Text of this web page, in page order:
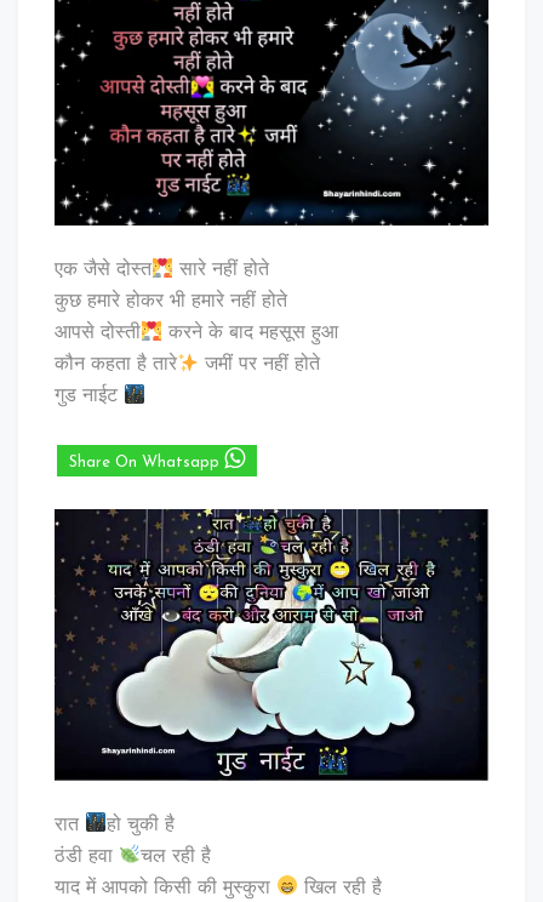
एक जैसे दोस्त
सारे नहीं होते
कुछ हमारे होकर भी हमारे नहीं होते
आपसे दोस्ती
करने के बाद महसूस हुआ
कौन कहता है तारे
जमीं पर नहीं होते
गुड नाईट
Share On Whatsapp
रात
हो चुकी है
ठंडी हवा
चल रही है
याद में आपको किसी की मुस्कुरा
खिल रही है